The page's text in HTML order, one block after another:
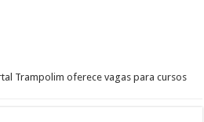
Trampolim oferece vagas para cursos